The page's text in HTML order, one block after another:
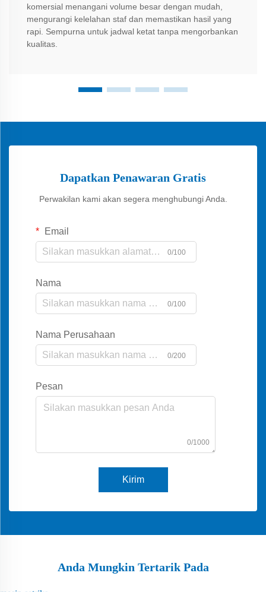
komersial menangani volume besar dengan mudah,
mengurangi kelelahan staf dan memastikan hasil yang
rapi. Sempurna untuk jadwal ketat tanpa mengorbankan
kualitas.
Dapatkan Penawaran Gratis
Perwakilan kami akan segera menghubungi Anda.
Email
0/100
Nama
0/100
Nama Perusahaan
0/200
Pesan
0/1000
Kirim
Anda Mungkin Tertarik Pada